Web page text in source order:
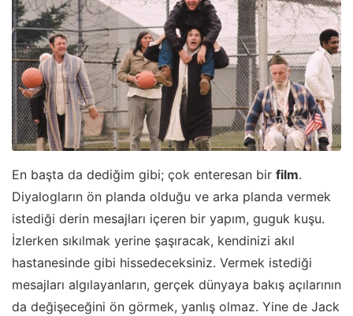
En başta da dediğim gibi; çok enteresan bir film.
Diyalogların ön planda olduğu ve arka planda vermek
istediği derin mesajları içeren bir yapım, guguk kuşu.
İzlerken sıkılmak yerine şaşıracak, kendinizi akıl
hastanesinde gibi hissedeceksiniz. Vermek istediği
mesajları algılayanların, gerçek dünyaya bakış açılarının
da değişeceğini ön görmek, yanlış olmaz. Yine de Jack